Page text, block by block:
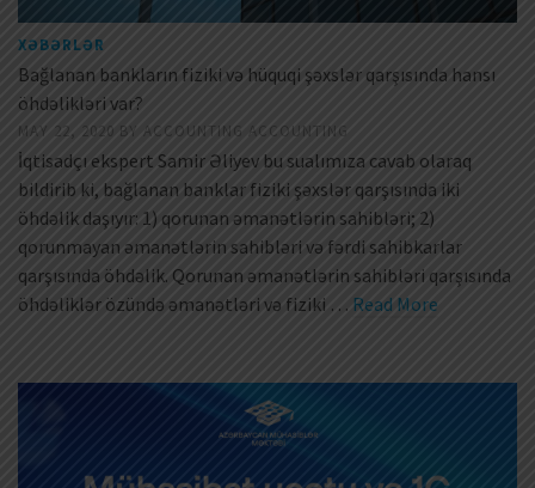
XƏBƏRLƏR
Bağlanan bankların fiziki və hüquqi şəxslər qarşısında hansı
öhdəlikləri var?
MAY 22, 2020 BY ACCOUNTING ACCOUNTING
İqtisadçı ekspert Samir Əliyev bu sualımıza cavab olaraq
bildirib ki, bağlanan banklar fiziki şəxslər qarşısında iki
öhdəlik daşıyır: 1) qorunan əmanətlərin sahibləri; 2)
qorunmayan əmanətlərin sahibləri və fərdi sahibkarlar
qarşısında öhdəlik. Qorunan əmanətlərin sahibləri qarşısında
öhdəliklər özündə əmanətləri və fiziki … Read More